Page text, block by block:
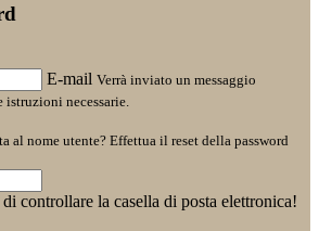
E-mail Verrà inviato un messaggio
necessarie.
al nome utente? Effettua il reset della password
controllare la casella di posta elettronica!